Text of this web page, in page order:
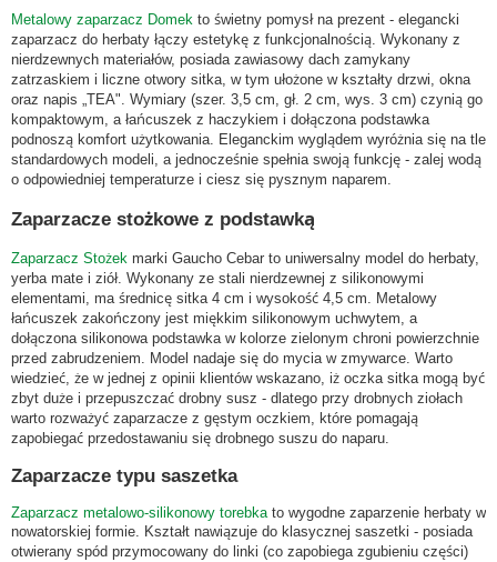
Metalowy zaparzacz Domek to świetny pomysł na prezent - elegancki
zaparzacz do herbaty łączy estetykę z funkcjonalnością. Wykonany z
nierdzewnych materiałów, posiada zawiasowy dach zamykany
zatrzaskiem i liczne otwory sitka, w tym ułożone w kształty drzwi, okna
oraz napis „TEA". Wymiary (szer. 3,5 cm, gł. 2 cm, wys. 3 cm) czynią go
kompaktowym, a łańcuszek z haczykiem i dołączona podstawka
podnoszą komfort użytkowania. Eleganckim wyglądem wyróżnia się na tle
standardowych modeli, a jednocześnie spełnia swoją funkcję - zalej wodą
o odpowiedniej temperaturze i ciesz się pysznym naparem.
Zaparzacze stożkowe z podstawką
Zaparzacz Stożek marki Gaucho Cebar to uniwersalny model do herbaty,
yerba mate i ziół. Wykonany ze stali nierdzewnej z silikonowymi
elementami, ma średnicę sitka 4 cm i wysokość 4,5 cm. Metalowy
łańcuszek zakończony jest miękkim silikonowym uchwytem, a
dołączona silikonowa podstawka w kolorze zielonym chroni powierzchnie
przed zabrudzeniem. Model nadaje się do mycia w zmywarce. Warto
wiedzieć, że w jednej z opinii klientów wskazano, iż oczka sitka mogą być
zbyt duże i przepuszczać drobny susz - dlatego przy drobnych ziołach
warto rozważyć zaparzacze z gęstym oczkiem, które pomagają
zapobiegać przedostawaniu się drobnego suszu do naparu.
Zaparzacze typu saszetka
Zaparzacz metalowo-silikonowy torebkato wygodne zaparzenie herbaty w
nowatorskiej formie. Kształt nawiązuje do klasycznej saszetki - posiada
otwierany spód przymocowany do linki (co zapobiega zgubieniu części)